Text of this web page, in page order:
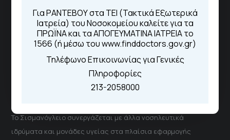
Για ΡΑΝΤΕΒΟΥ στα ΤΕΙ (Τακτικά Εξωτερικά
Ιατρεία) του Νοσοκομείου καλείτε για τα
ΠΡΩΪΝΑ και τα ΑΠΟΓΕΥΜΑΤΙΝΑ ΙΑΤΡΕΙΑ το
1566 (ή μέσω του www.finddoctors.gov.gr)
Τηλέφωνο Επικοινωνίας για Γενικές
Πληροφορίες
213-2058000
Από τον ιστότοπο
Καλώντας στην φωνητική πύλη του
1566
Μέσω της εφαρμογής "MyHealth
App"
ΓΝΑ Νοσοκομείο Σισμανόγλειο - Αμαλία Φλέμιγκ
Το Σισμανόγλειο συνεργάζεται με άλλα νοσηλευτικά
ιδρύματα και μονάδες υγείας στα πλαίσια εφαρμογής